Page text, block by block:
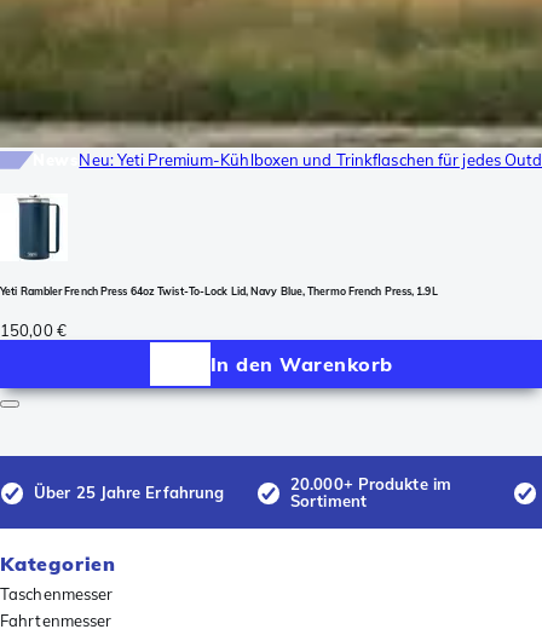
Neu: Yeti Premium-Kühlboxen und Trinkflaschen für jedes
Yeti Rambler French Press 64oz Twist-To-Lock Lid, Navy Blue, Thermo French Press, 1.9L
150,00 €
In den Warenkorb
Über 25 Jahre Erfahrung
20.000+ Produkte im
Sortiment
Kategorien
Taschenmesser
Fahrtenmesser